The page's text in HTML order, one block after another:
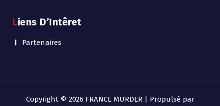
Liens D’Intêret
Partenaires
Copyright © 2026 FRANCE MURDER | Propulsé par